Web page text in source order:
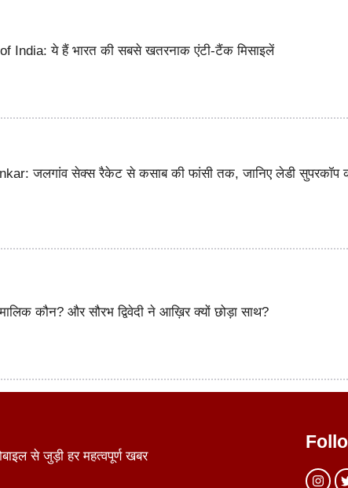
India: ये हैं भारत की सबसे खतरनाक एंटी-टैंक मिसाइलें
जलगांव सेक्स रैकेट से कसाब की फांसी तक, जानिए लेडी सुपरकॉप
कौन? और सौरभ द्विवेदी ने आख़िर क्यों छोड़ा साथ?
से जुड़ी हर महत्वपूर्ण खबर